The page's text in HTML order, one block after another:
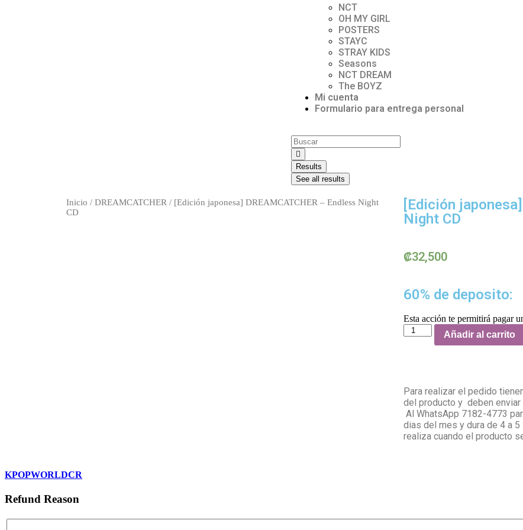
NCT
OH MY GIRL
POSTERS
STAYC
STRAY KIDS
Seasons
NCT DREAM
The BOYZ
Mi cuenta
Formulario para entrega personal
Results
See all results
Inicio / DREAMCATCHER / [Edición japonesa] DREAMCATCHER – Endless Night
CD
[Edición
Night CD
₡32,500
60% de deposito:
Esta acción te permitirá pagar
Añadir al carrito
Para realizar el pedido
del producto y deben
Al WhatsApp 7182-4773
dias del mes y dura de 4 a
realiza cuando el producto
KPOPWORLDCR
Refund Reason